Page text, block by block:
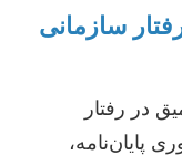
سازمانی
در رفتار
پایان‌نامه،